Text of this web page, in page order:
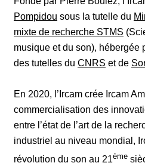
Pompidou sous la tutelle du
mixte de recherche STMS
musique et du son), hébergée
des tutelles du CNRS et de
En 2020, l’Ircam crée Ircam
commercialisation des
entre l’état de l’art de la
industriel au niveau mondial,
révolution du son au 21ème